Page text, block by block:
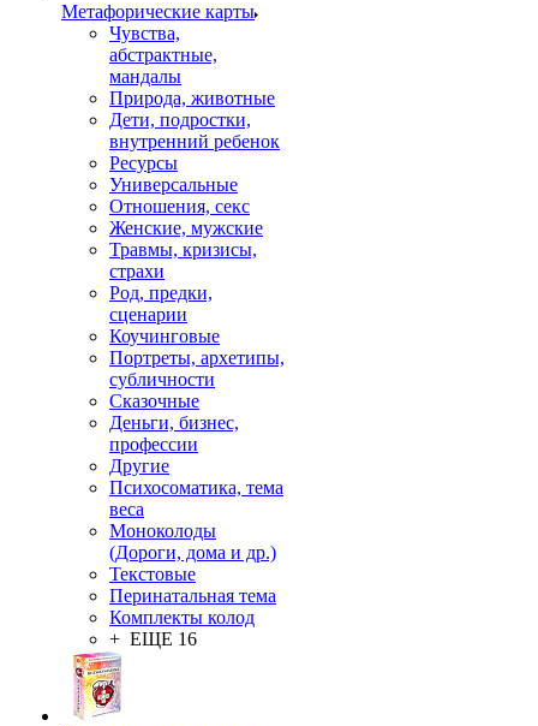
Mетафорические карты
Чувства,
абстрактные,
мандалы
Природа, животные
Дети, подростки,
внутренний ребенок
Ресурсы
Универсальные
Отношения, секс
Женские, мужские
Травмы, кризисы,
страхи
Род, предки,
сценарии
Коучинговые
Портреты, архетипы,
субличности
Сказочные
Деньги, бизнес,
профессии
Другие
Психосоматика, тема
веса
Моноколоды
(Дороги, дома и др.)
Текстовые
Перинатальная тема
Комплекты колод
+ ЕЩЕ 16